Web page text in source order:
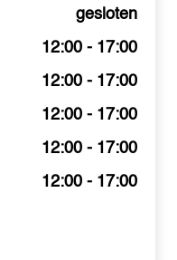
gesloten
12:00 - 17:00
12:00 - 17:00
12:00 - 17:00
12:00 - 17:00
12:00 - 17:00